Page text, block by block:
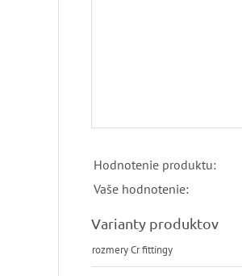
Hodnotenie produktu:
Vaše hodnotenie:
Varianty produktov
rozmery Cr fittingy